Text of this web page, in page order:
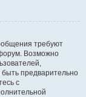
требуют
Возможно
предварительно
с